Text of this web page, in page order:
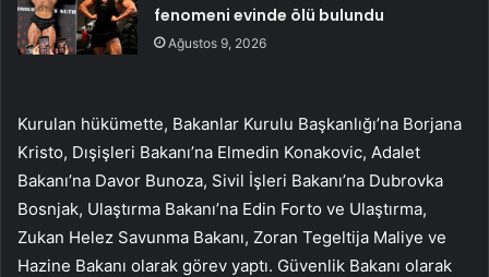
fenomeni evinde ölü bulundu
Ağustos 9, 2026
Kurulan hükümette, Bakanlar Kurulu Başkanlığı’na Borjana
Kristo, Dışişleri Bakanı’na Elmedin Konakovic, Adalet
Bakanı’na Davor Bunoza, Sivil İşleri Bakanı’na Dubrovka
Bosnjak, Ulaştırma Bakanı’na Edin Forto ve Ulaştırma,
Zukan Helez Savunma Bakanı, Zoran Tegeltija Maliye ve
Hazine Bakanı olarak görev yaptı. Güvenlik Bakanı olarak